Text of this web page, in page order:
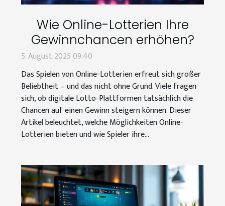
Wie Online-Lotterien Ihre
Gewinnchancen erhöhen?
5. August 2025 09:40
Das Spielen von Online-Lotterien erfreut sich großer
Beliebtheit – und das nicht ohne Grund. Viele fragen
sich, ob digitale Lotto-Plattformen tatsächlich die
Chancen auf einen Gewinn steigern können. Dieser
Artikel beleuchtet, welche Möglichkeiten Online-
Lotterien bieten und wie Spieler ihre...